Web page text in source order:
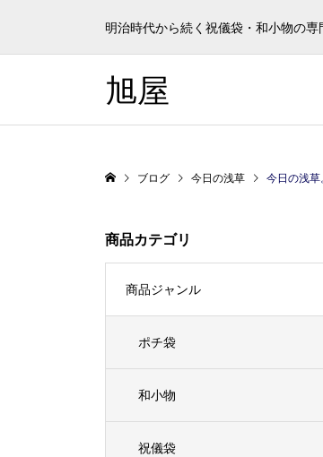
明治時代から続く祝儀袋・和小物の専
旭屋
ブログ 今日の浅草 今日の浅草
商品カテゴリ
商品ジャンル
ポチ袋
和小物
祝儀袋